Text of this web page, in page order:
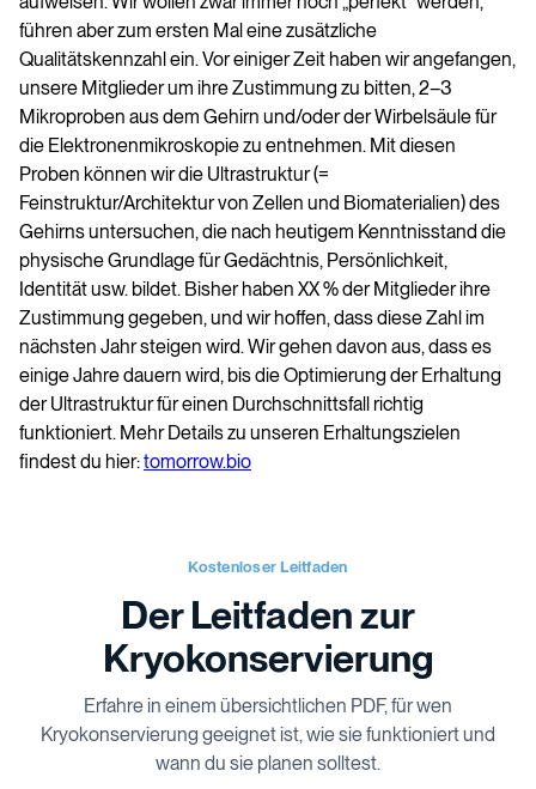
führen aber zum ersten Mal eine zusätzliche
Qualitätskennzahl ein. Vor einiger Zeit haben wir angefangen,
unsere Mitglieder um ihre Zustimmung zu bitten, 2–3
Mikroproben aus dem Gehirn und/oder der Wirbelsäule für
die Elektronenmikroskopie zu entnehmen. Mit diesen
Proben können wir die Ultrastruktur (=
Feinstruktur/Architektur von Zellen und Biomaterialien) des
Gehirns untersuchen, die nach heutigem Kenntnisstand die
physische Grundlage für Gedächtnis, Persönlichkeit,
Identität usw. bildet. Bisher haben XX % der Mitglieder ihre
Zustimmung gegeben, und wir hoffen, dass diese Zahl im
nächsten Jahr steigen wird. Wir gehen davon aus, dass es
einige Jahre dauern wird, bis die Optimierung der Erhaltung
der Ultrastruktur für einen Durchschnittsfall richtig
funktioniert. Mehr Details zu unseren Erhaltungszielen
findest du hier:tomorrow.bio
Kostenloser Leitfaden
Der Leitfaden zur
Kryokonservierung
Erfahre in einem übersichtlichen PDF, für wen
Kryokonservierung geeignet ist, wie sie funktioniert und
wann du sie planen solltest.